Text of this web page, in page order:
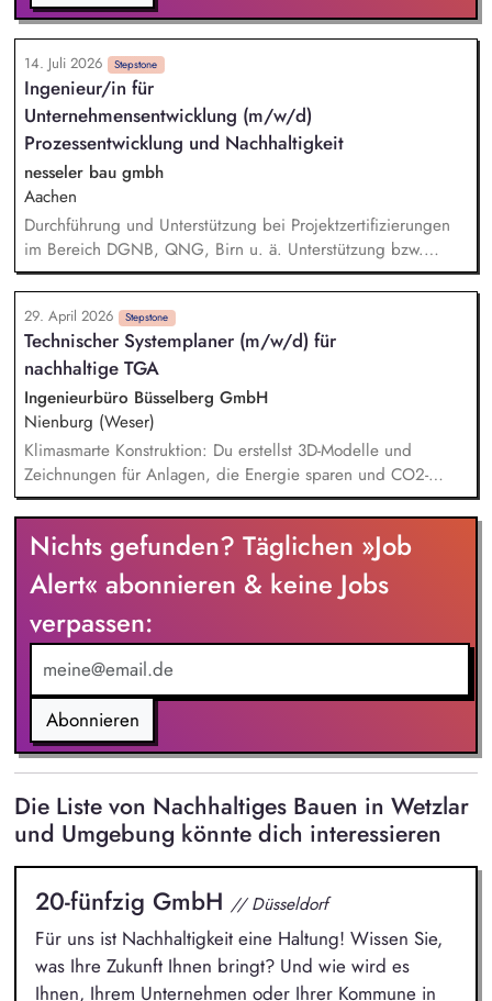
14. Juli 2026 Stepstone
Ingenieur/in für
Unternehmensentwicklung (m/w/d)
Prozessentwicklung und Nachhaltigkeit
nesseler bau gmbh
Aachen
Durchführung und Unterstützung bei Projektzertifizierungen
im Bereich DGNB, QNG, Birn u. ä. Unterstützung bzw.
Durchführung von Lebenszyklusanalysen von Planungs- und
Bauprojekten. Beratung der Fachbereiche hinsichtlich der
Nachhaltigkeit in verschiedenen Projektphasen. Entwickeln
von Ansätzen zur Verbesserung / Optimierung der
Nachhaltigkeit der Unternehmensgruppe unter
Berücksichtigung aktueller Entwicklungen, Machbarkeiten und
Wirtschaftlichkeit sowie anschließende Vorstellung vor der
Geschäftsführung.
29. April 2026 Stepstone
Technischer Systemplaner (m/w/d) für
nachhaltige TGA
Ingenieurbüro Büsselberg GmbH
Nienburg (Weser)
Klimasmarte Konstruktion: Du erstellst 3D-Modelle und
Zeichnungen für Anlagen, die Energie sparen und CO2-
Emissionen senken. Innovations-Check: Du bringst eigene
Ideen ein, wie wir Technik noch effizienter in anspruchsvolle
Architektur integrieren können. Schnittstellenmanagement: Du
koordinierst dich mit Fachkollegen, um ganzheitliche,
ökologisch optimierte Gesamtsysteme zu schaffen. Präzise
Berechnungen: Du lieferst die Datenbasis für Anlagen, die
genau so groß wie nötig, aber so effizient wie möglich sind.
Nichts gefunden? Täglichen »Job
Alert« abonnieren & keine Jobs
verpassen:
Abonnieren
Die Liste von Nachhaltiges Bauen in Wetzlar
und Umgebung könnte dich interessieren
20-fünfzig GmbH // Düsseldorf
Für uns ist Nachhaltigkeit eine Haltung! Wissen Sie,
was Ihre Zukunft Ihnen bringt? Und wie wird es
Ihnen, Ihrem Unternehmen oder Ihrer Kommune in